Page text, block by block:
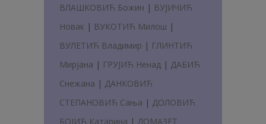
ВЛАШКОВИЋ Божин | ВУЈИЧИЋ
Новак | ВУКОТИЋ Милош |
ВУЛЕТИЋ Владимир | ГЛИНТИЋ
Мирјана | ГРУЈИЋ Ненад | ДАБИЋ
Снежана | ДАНКОВИЋ
СТЕПАНОВИЋ Сања | ДОЛОВИЋ
БОЈИЋ Катарина | ДОМАЗЕТ